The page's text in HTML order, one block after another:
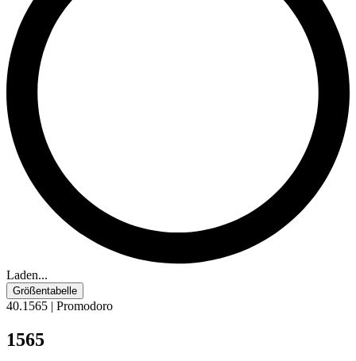
Laden...
Größentabelle
40.1565 | Promodoro
1565